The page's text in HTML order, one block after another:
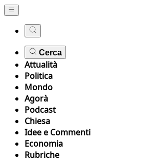
Cerca
Attualità
Politica
Mondo
Agorà
Podcast
Chiesa
Idee e Commenti
Economia
Rubriche